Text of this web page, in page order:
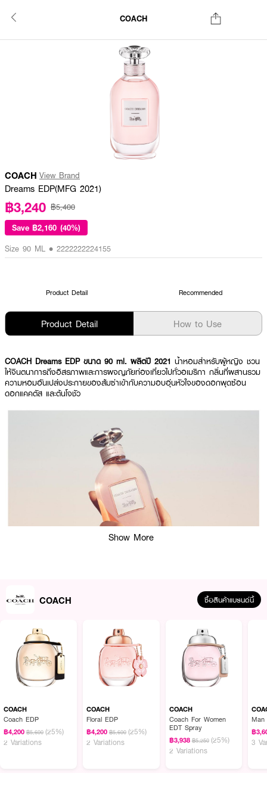
COACH
COACH View Brand
Dreams EDP(MFG 2021)
฿3,240 ฿5,400
Save ฿2,160 (40%)
Size 90 ML • 2222222224155
Product Detail Recommended
Product Detail How to Use
COACH Dreams EDP ขนาด 90 ml. ผลิตปี 2021 น้ำหอมสำหรับผู้หญิง ชวน
ให้จินตนาการถึงอิสรภาพและการผจญภัยท่องเที่ยวไปทั่วอเมริกา กลิ่นที่ผสานรวม
ความหอมอันเปล่งประกายของส้มซ่าเข้ากับความอบอุ่นหัวใจของดอกพุดซ้อน
ดอกแคคตัส และต้นโจชัว
ผลลัพธ์ที่ได้ :
ผจญภัยและเดินทาง Road Trip ทั่วอเมริกา โดยกลิ่นหอมผสมผสานระหว่าง
Bitter Orange ที่สดใสเข้ากับความอบอุ่นของดอกการ์เดเนีย, ดอกกระบองเพชร
และต้นโจชัว
Show More
COACH ซื้อสินค้าแบรนด์นี้
COACH
Coach EDP
฿4,200 ฿5,600 (25%)
2 Variations
COACH
Floral EDP
฿4,200 ฿5,600 (25%)
2 Variations
COACH
Coach For Women
EDT Spray
฿3,938 ฿5,250 (25%)
2 Variations
Man
฿
3